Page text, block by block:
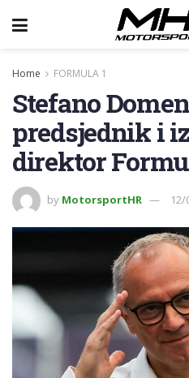
Home FORMULA 1
Stefano
predsjednik i
direktor
by MotorsportHR 12/